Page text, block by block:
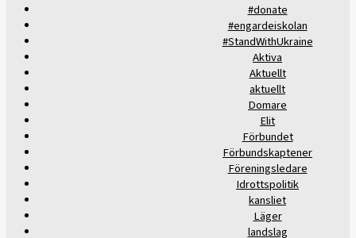
#donate
#engardeiskolan
#StandWithUkraine
Aktiva
Aktuellt
aktuellt
Domare
Elit
Förbundet
Förbundskaptener
Föreningsledare
Idrottspolitik
kansliet
Läger
landslag